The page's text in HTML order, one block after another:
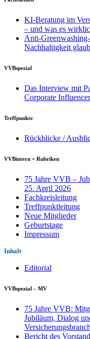
KI-Beratung im
– und was es
Anti-
Nachhaltigkeit
VVBspezial
Das Interview mit
Corporate
Treffpunkte
Rückblicke /
VVBintern + Rubriken
75 Jahre VVB –
25. April 2026
Fachkreisleitung
Treffpunktleitung
Neue Mitglieder
Geburtstage
Impressum
Inhalt
Editorial
VVBspezial – MV
75 Jahre VVB:
Jubiläum, Dialog
Bericht des